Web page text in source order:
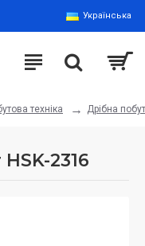
Українська
техніка Дрібна
2316